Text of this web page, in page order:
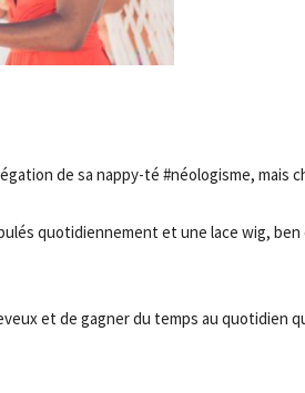
de sa nappy-té #néologisme, mais
quotidiennement et une lace wig,
et de gagner du temps au quotidien